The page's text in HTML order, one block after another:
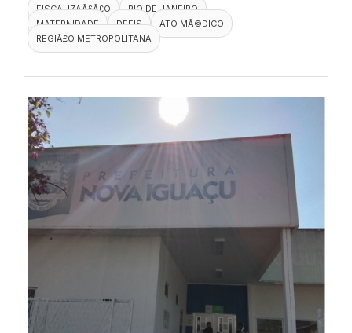
FISCALIZAÃ§Ã£O
RIO DE JANEIRO
MATERNIDADE
DEFIS
ATO MÃ©DICO
REGIÃ£O METROPOLITANA